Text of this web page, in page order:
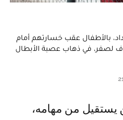
بالأطفال عقب خسارتهم أمام
لصفر، في ذهاب عصبة الأبطال